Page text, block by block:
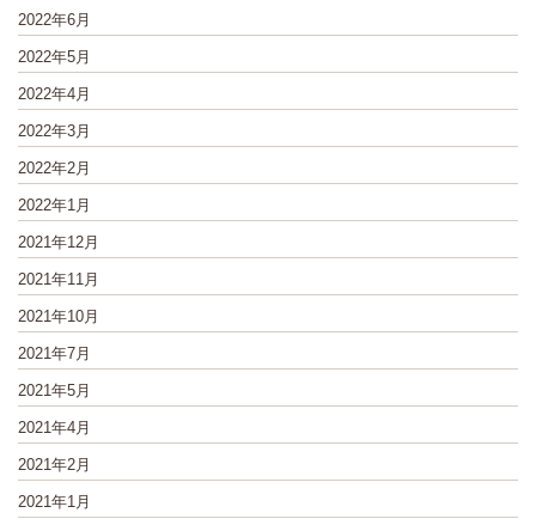
2022年6月
2022年5月
2022年4月
2022年3月
2022年2月
2022年1月
2021年12月
2021年11月
2021年10月
2021年7月
2021年5月
2021年4月
2021年2月
2021年1月